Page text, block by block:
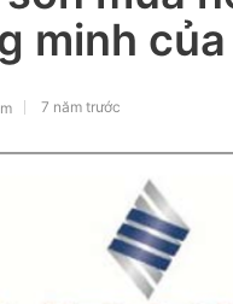
minh của
7 năm trước